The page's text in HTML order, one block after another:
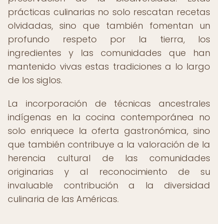
prácticas culinarias no solo rescatan recetas
olvidadas, sino que también fomentan un
profundo respeto por la tierra, los
ingredientes y las comunidades que han
mantenido vivas estas tradiciones a lo largo
de los siglos.
La incorporación de técnicas ancestrales
indígenas en la cocina contemporánea no
solo enriquece la oferta gastronómica, sino
que también contribuye a la valoración de la
herencia cultural de las comunidades
originarias y al reconocimiento de su
invaluable contribución a la diversidad
culinaria de las Américas.